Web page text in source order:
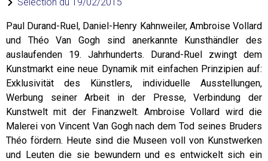
Paul Durand-Ruel, Daniel-Henry Kahnweiler, Ambroise Vollard
und Théo Van Gogh sind anerkannte Kunsthändler des
auslaufenden 19. Jahrhunderts. Durand-Ruel zwingt dem
Kunstmarkt eine neue Dynamik mit einfachen Prinzipien auf:
Exklusivität des Künstlers, individuelle Ausstellungen,
Werbung seiner Arbeit in der Presse, Verbindung der
Kunstwelt mit der Finanzwelt. Ambroise Vollard wird die
Malerei von Vincent Van Gogh nach dem Tod seines Bruders
Théo fördern. Heute sind die Museen voll von Kunstwerken
und Leuten die sie bewundern und es entwickelt sich ein